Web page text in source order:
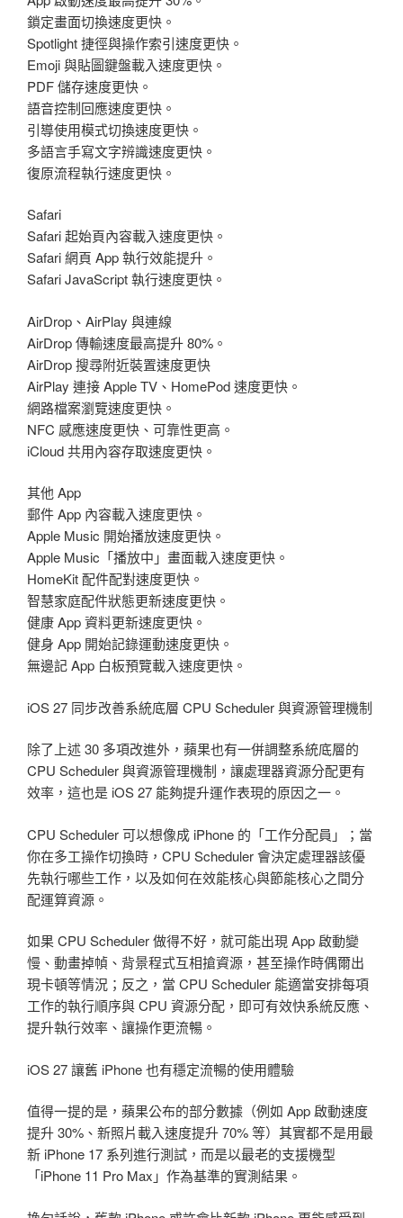
鎖定畫面切換速度更快。
Spotlight 捷徑與操作索引速度更快。
Emoji 與貼圖鍵盤載入速度更快。
PDF 儲存速度更快。
語音控制回應速度更快。
引導使用模式切換速度更快。
多語言手寫文字辨識速度更快。
復原流程執行速度更快。
Safari
Safari 起始頁內容載入速度更快。
Safari 網頁 App 執行效能提升。
Safari JavaScript 執行速度更快。
AirDrop、AirPlay 與連線
AirDrop 傳輸速度最高提升 80%。
AirDrop 搜尋附近裝置速度更快
AirPlay 連接 Apple TV、HomePod 速度更快。
網路檔案瀏覽速度更快。
NFC 感應速度更快、可靠性更高。
iCloud 共用內容存取速度更快。
其他 App
郵件 App 內容載入速度更快。
Apple Music 開始播放速度更快。
Apple Music「播放中」畫面載入速度更快。
HomeKit 配件配對速度更快。
智慧家庭配件狀態更新速度更快。
健康 App 資料更新速度更快。
健身 App 開始記錄運動速度更快。
無邊記 App 白板預覽載入速度更快。
iOS 27 同步改善系統底層 CPU Scheduler 與資源管理機制
除了上述 30 多項改進外，蘋果也有一併調整系統底層的
CPU Scheduler 與資源管理機制，讓處理器資源分配更有
效率，這也是 iOS 27 能夠提升運作表現的原因之一。
CPU Scheduler 可以想像成 iPhone 的「工作分配員」；當
你在多工操作切換時，CPU Scheduler 會決定處理器該優
先執行哪些工作，以及如何在效能核心與節能核心之間分
配運算資源。
如果 CPU Scheduler 做得不好，就可能出現 App 啟動變
慢、動畫掉幀、背景程式互相搶資源，甚至操作時偶爾出
現卡頓等情況；反之，當 CPU Scheduler 能適當安排每項
工作的執行順序與 CPU 資源分配，即可有效快系統反應、
提升執行效率、讓操作更流暢。
iOS 27 讓舊 iPhone 也有穩定流暢的使用體驗
值得一提的是，蘋果公布的部分數據（例如 App 啟動速度
提升 30%、新照片載入速度提升 70% 等）其實都不是用最
新 iPhone 17 系列進行測試，而是以最老的支援機型
「iPhone 11 Pro Max」作為基準的實測結果。